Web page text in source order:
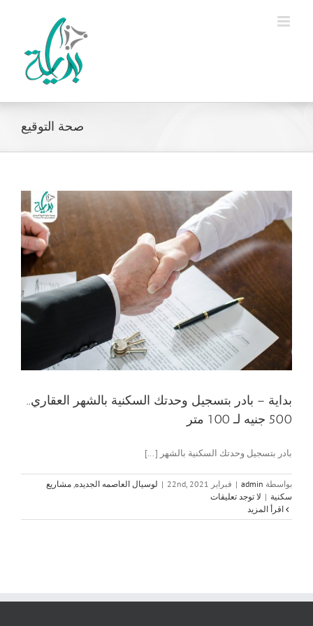
صحة التوقيع
بداية – بادر بتسجيل وحدتك السكنية بالشهر العقاري..
500 جنيه لـ 100 متر
بادر بتسجيل وحدتك السكنية بالشهر [...]
بواسطة admin
| فبراير 22nd, 2021 | لوسيال العاصمه الجديده مشاريع
سكنية | لا توجد تعليقات